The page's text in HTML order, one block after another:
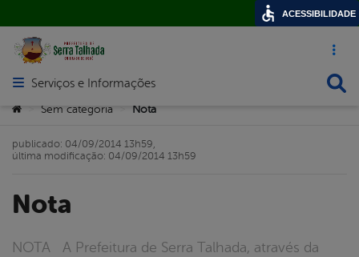
Acesso
Abrir menu principal de navegação
Serviços e Informações
Você está aqui:
Sem categoria Nota
Nota
NOTA A Prefeitura de Serra Talhada, através da
publicado: 04/09/2014 13h59,
última modificação: 04/09/2014 13h59
ACESSIBILIDADE